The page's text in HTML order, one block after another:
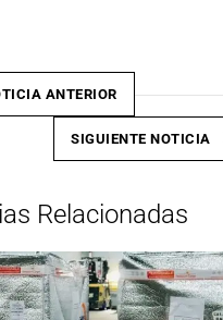
ANTERIOR
SIGUIENTE NOTICIA
Relacionadas